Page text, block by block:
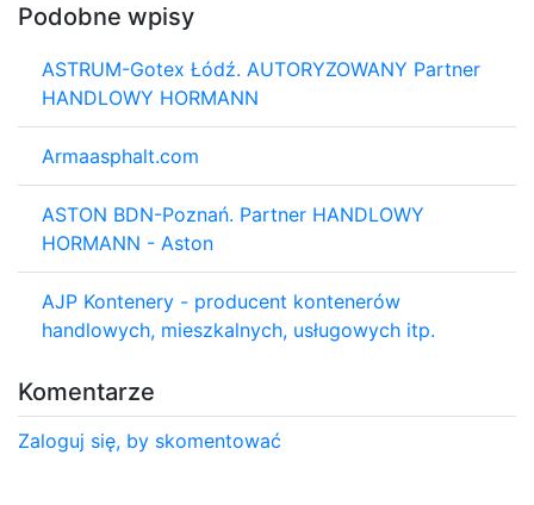
Podobne wpisy
ASTRUM-Gotex Łódź. AUTORYZOWANY Partner
HANDLOWY HORMANN
Armaasphalt.com
ASTON BDN-Poznań. Partner HANDLOWY
HORMANN - Aston
AJP Kontenery - producent kontenerów
handlowych, mieszkalnych, usługowych itp.
Komentarze
Zaloguj się, by skomentować